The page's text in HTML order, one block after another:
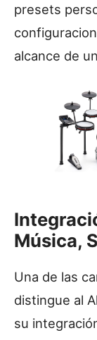
presets
alcance de
Música,
Una de las
distingue al
su